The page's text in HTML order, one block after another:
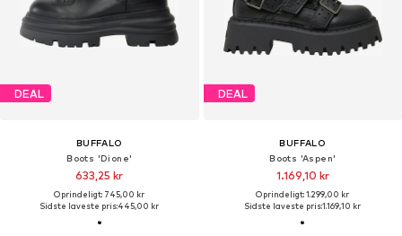
DEAL
BUFFALO
Boots 'Dione'
633,25 kr
Oprindeligt: 745,00 kr
Sidste laveste pris:445,00 kr
DEAL
BUFFALO
Boots 'Aspen'
1.169,10 kr
Oprindeligt: 1.299,00 kr
Sidste laveste pris:1.169,10 kr